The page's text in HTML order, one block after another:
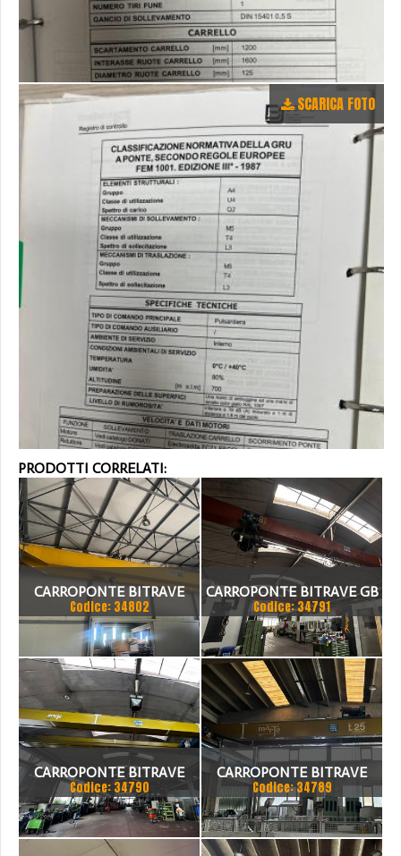
SCARICA FOTO
PRODOTTI CORRELATI:
CARROPONTE BITRAVE
MELONI 10 TON
SCARTAMENTO 18875 MM
ANNO 1980
Codice: 34802
CARROPONTE BITRAVE GB
8 TON SCARTAMENTO
17000 MM
Codice: 34791
CARROPONTE BITRAVE
MARTE 20 TON
SCARTAMENTO 17000 MM
Codice: 34790
CARROPONTE BITRAVE
MARTE 25 TON
SCARTAMENTO 16000 MM
Codice: 34789